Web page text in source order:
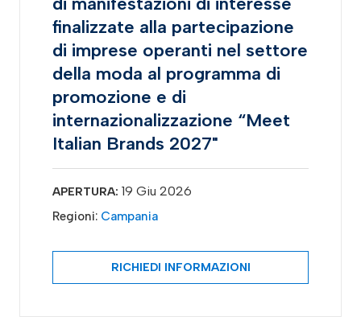
finalizzate alla partecipazione
di imprese operanti nel settore
della moda al programma di
promozione e di
internazionalizzazione “Meet
Italian Brands 2027"
APERTURA: 19 Giu 2026
Regioni: Campania
RICHIEDI INFORMAZIONI